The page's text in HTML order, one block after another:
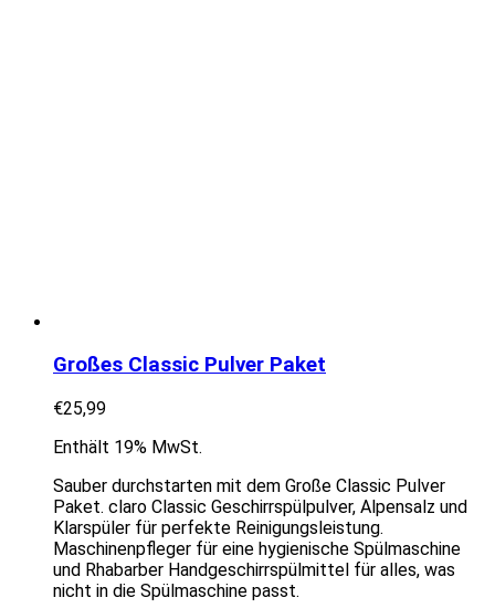
Großes Classic Pulver Paket
€25,99
Enthält 19% MwSt.
Sauber durchstarten mit dem Große Classic Pulver
Paket. claro Classic Geschirrspülpulver, Alpensalz und
Klarspüler für perfekte Reinigungsleistung.
Maschinenpfleger für eine hygienische Spülmaschine
und Rhabarber Handgeschirrspülmittel für alles, was
nicht in die Spülmaschine passt.